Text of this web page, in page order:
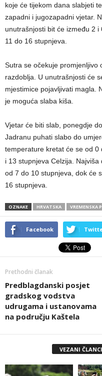
koje će tijekom dana slabjeti
zapadni i jugozapadni vjetar.
unutrašnjosti bit će između 2
11 do 16 stupnjeva.
Sutra se očekuje promjenljivo
razdoblja. U unutrašnjosti će
mjestimice pojavljivati magla.
je moguća slaba kiša.
Vjetar će biti slab, ponegdje
Jadranu puhati slabo do
temperature kretat će se od
i 13 stupnjeva Celzija.
od 7 do 10 stupnjeva, dok će
16 stupnjeva.
OZNAKE HRVATSKA VREMENSKA
Facebook
Prethodni članak
Predblagdanski posjet
gradskog vodstva
udrugama i ustanovama
na području Kaštela
VEZANI ČLANCI